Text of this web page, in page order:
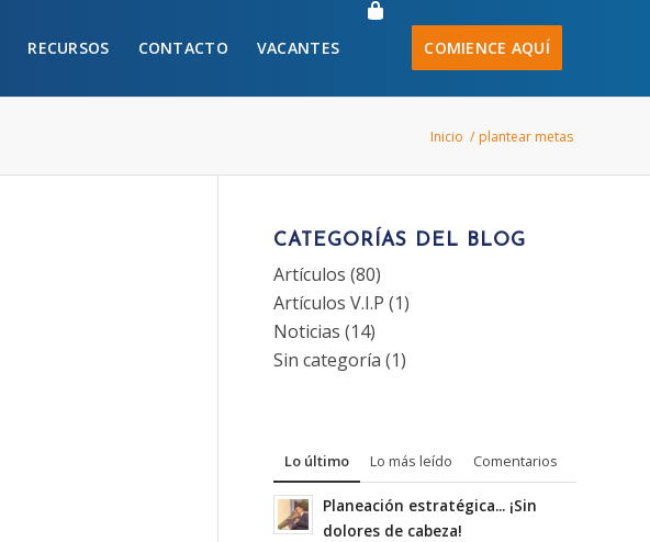
RECURSOS CONTACTO VACANTES COMIENCE AQUÍ
Inicio / plantear metas
CATEGORÍAS DEL BLOG
Artículos (80)
Artículos V.I.P (1)
Noticias (14)
Sin categoría (1)
Lo último Lo más leído Comentarios
Planeación estratégica... ¡Sin
dolores de cabeza!